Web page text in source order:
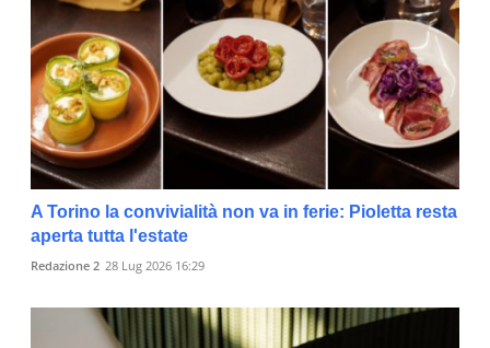
A Torino la convivialità non va in ferie: Pioletta resta
aperta tutta l'estate
Redazione 2 28 Lug 2026 16:29